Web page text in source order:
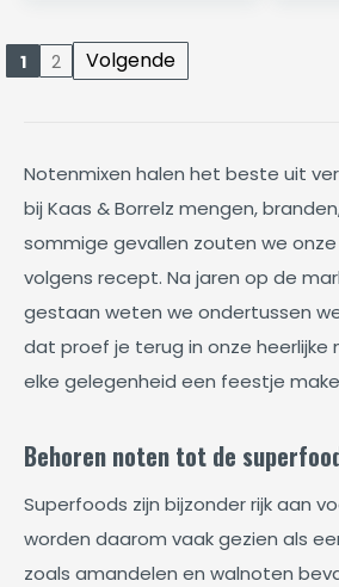
1 2 Volgende
Notenmixen halen het beste uit
bij Kaas & Borrelz mengen,
sommige gevallen zouten we
volgens recept. Na jaren op de
gestaan weten we ondertussen
dat proef je terug in onze heerlijke
elke gelegenheid een feestje
Behoren noten tot de
Superfoods zijn bijzonder rijk aan
worden daarom vaak gezien als
zoals amandelen en walnoten